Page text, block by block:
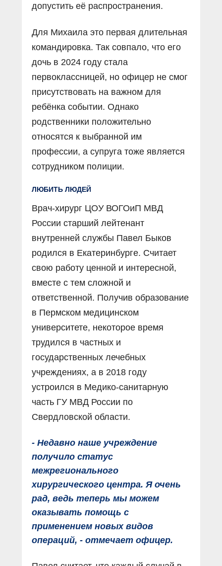
допустить её распространения.
Для Михаила это первая длительная
командировка. Так совпало, что его
дочь в 2024 году стала
первоклассницей, но офицер не смог
присутствовать на важном для
ребёнка событии. Однако
родственники положительно
относятся к выбранной им
профессии, а супруга тоже является
сотрудником полиции.
ЛЮБИТЬ ЛЮДЕЙ
Врач-хирург ЦОУ ВОГОиП МВД
России старший лейтенант
внутренней службы Павел Быков
родился в Екатеринбурге. Считает
свою работу ценной и интересной,
вместе с тем сложной и
ответственной. Получив образование
в Пермском медицинском
университете, некоторое время
трудился в частных и
государственных лечебных
учреждениях, а в 2018 году
устроился в Медико-санитарную
часть ГУ МВД России по
Свердловской области.
- Недавно наше учреждение
получило статус
межрегионального
хирургического центра. Я очень
рад, ведь теперь мы можем
оказывать помощь с
применением новых видов
операций, - отмечает офицер.